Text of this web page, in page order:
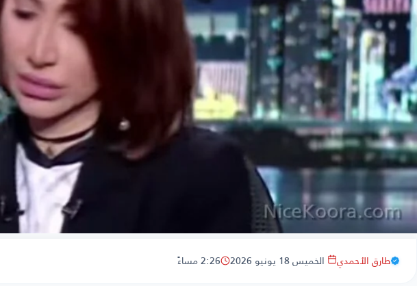
طارق الأحمدي الخميس 18 يونيو 2026 2:26 مساءً